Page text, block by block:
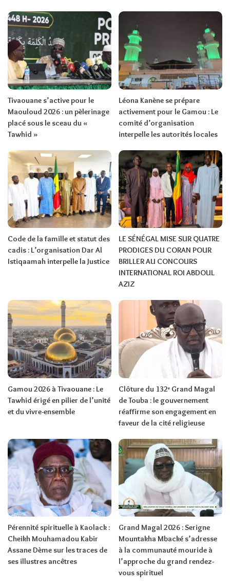
Tivaouane s’active pour le
Maouloud 2026 : un pèlerinage
placé sous le sceau du «
Tawhid »
Léona Kanène se prépare
activement pour le Gamou : Le
comité d’organisation
interpelle les autorités locales
Code de la famille et statut des
cadis : L’organisation Dar Al
Istiqaamah interpelle la Justice
LE SÉNÉGAL MISE SUR QUATRE
PRODIGES DU CORAN POUR
BRILLER AU CONCOURS
INTERNATIONAL ROI ABDOUL
AZIZ
Gamou 2026 à Tivaouane : Le
Tawhid érigé en pilier de l’unité
et du vivre-ensemble
Clôture du 132ᵉ Grand Magal
de Touba : le gouvernement
réaffirme son engagement en
faveur de la cité religieuse
Pérennité spirituelle à Kaolack :
Cheikh Mouhamadou Kabir
Assane Dème sur les traces de
ses illustres ancêtres
Grand Magal 2026 : Serigne
Mountakha Mbacké s’adresse
à la communauté mouride à
l’approche du grand rendez-
vous spirituel